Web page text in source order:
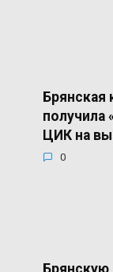
Брянская
получила
ЦИК на
0
Брянскую